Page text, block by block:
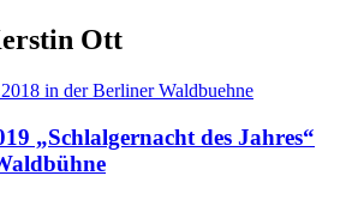
Ott
„Schlalgernacht des Jahres“